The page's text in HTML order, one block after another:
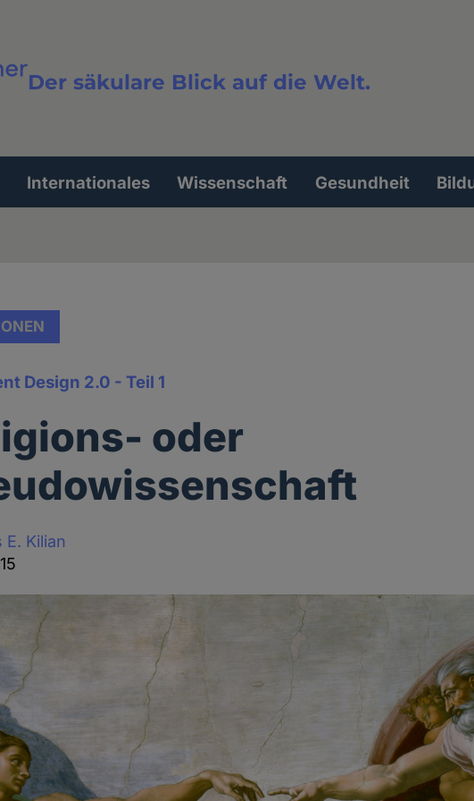
Der säkulare Blick auf die Welt.
Volltextsuche
Internationales Wissenschaft Gesundheit
Design 2.0 - Teil 1
oder
E. Kilian